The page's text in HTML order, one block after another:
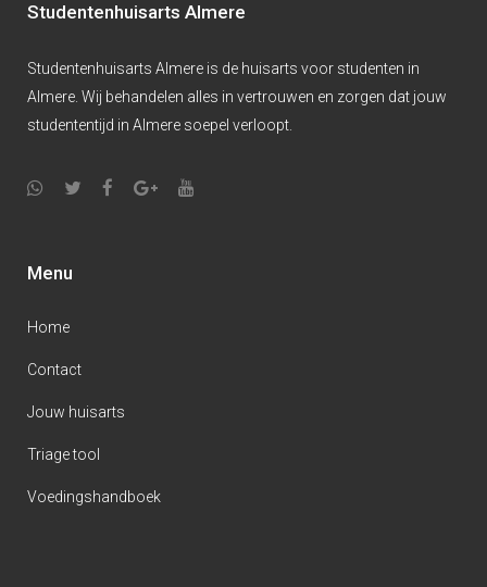
Studentenhuisarts Almere
Studentenhuisarts Almere is de huisarts voor studenten in
Almere. Wij behandelen alles in vertrouwen en zorgen dat jouw
studententijd in Almere soepel verloopt.
Menu
Home
Contact
Jouw huisarts
Triage tool
Voedingshandboek